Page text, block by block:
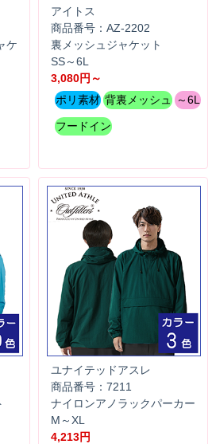
ケ
アイトス
商品番号：AZ-2202
裏メッシュジャケット
SS～6L
3,080円～
ポリ素材 背裏メッシュ ～6L
フードイン
ユナイテッドアスレ
商品番号：7211
ナイロンアノラックパーカー
M～XL
4,213円